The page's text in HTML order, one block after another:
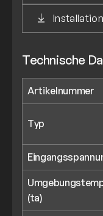
Technische
Artikelnummer
Typ
(ta)